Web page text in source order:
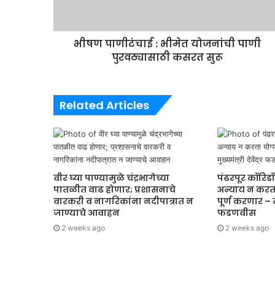
भीषण पाणीटंचाई : भीमेत योजनांची पाणी
पुरवठ्यासाठी कसरत सुरू
Related Articles
वीर घ्या पाण्यामुळे चंद्रभागेच्या
पातळीत वाढ होणार; प्रशासनाचे
वारकरी व नागरिकांना नदीपात्रात न
जाण्याचे आवाहन
2 weeks ago
पंढरपूर
अन्याय न
पूर्ण करणार –
फडणवीस
2 weeks ago